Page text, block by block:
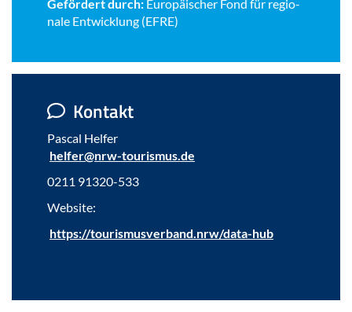
Ge­för­dert durch: Eu­ro­päi­scher Fond für re­gio­
na­le Ent­wick­lung (EFRE)
Kon­takt
Pas­cal Hel­fer
hel­fer@nrw-​tourismus.de
0211 91320-​533
Web­site:
https://tou­ris­mus­ver­band.nrw/data-​hub